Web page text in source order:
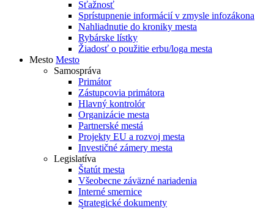
Sťažnosť
Sprístupnenie informácií v zmysle infozákona
Nahliadnutie do kroniky mesta
Rybárske lístky
Žiadosť o použitie erbu/loga mesta
Mesto Mesto
Samospráva
Primátor
Zástupcovia primátora
Hlavný kontrolór
Organizácie mesta
Partnerské mestá
Projekty EU a rozvoj mesta
Investičné zámery mesta
Legislatíva
Štatút mesta
Všeobecne záväzné nariadenia
Interné smernice
Strategické dokumenty